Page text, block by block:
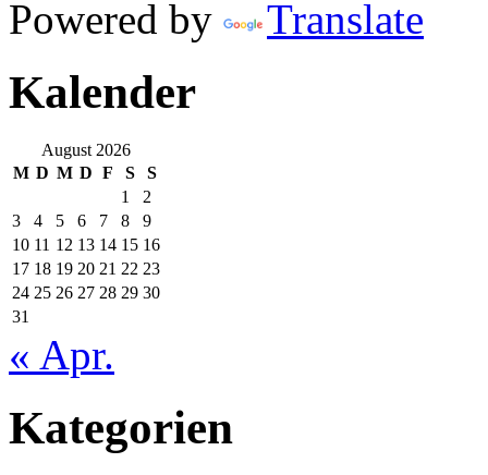
Powered by Translate
Kalender
August 2026
M D M D F S
S
1
2
3
4 5 6 7 8
9
10 11 12 13 14 15 16
17 18 19 20 21 22 23
24 25 26 27 28 29 30
31
« Apr.
Kategorien